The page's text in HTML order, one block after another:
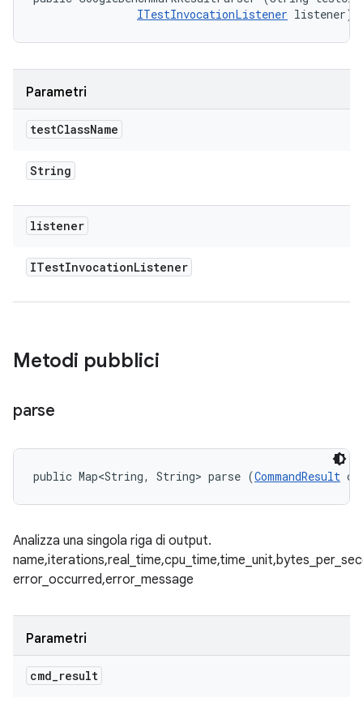
ITestInvocationListener listener)
Parametri
testClassName
String
listener
ITestInvocationListener
Metodi pubblici
parse
public Map<String, String> parse (CommandResult
Analizza una singola riga di output.
error_occurred,error_message
Parametri
cmd_result